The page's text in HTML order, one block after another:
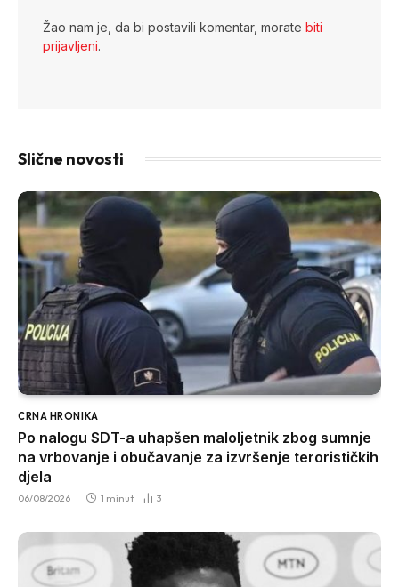
Žao nam je, da bi postavili komentar, morate biti
prijavljeni.
Slične novosti
CRNA HRONIKA
Po nalogu SDT-a uhapšen maloljetnik zbog sumnje
na vrbovanje i obučavanje za izvršenje terorističkih
djela
06/08/2026 1 minut 3